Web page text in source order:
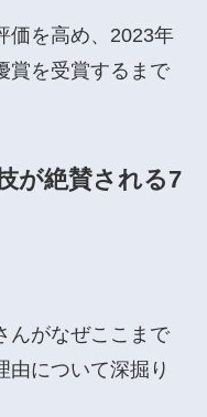
価を高め、2023年
賞を受賞するまで
が絶賛される7
んがなぜここまで
由について深掘り